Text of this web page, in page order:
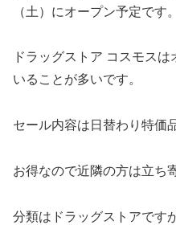
（土）にオープン予定です。
ドラッグストア コスモス
いることが多いです。
セール内容は日替わり特価
お得なので近隣の方は立ち
分類はドラッグストアです